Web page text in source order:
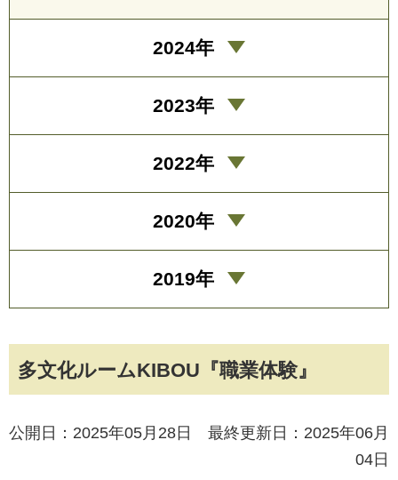
多文化ルームKIBOU『職業体験』
公開日：2025年05月28日 最終更新日：2025年06月
04日
2024年
2023年
2022年
2020年
2019年